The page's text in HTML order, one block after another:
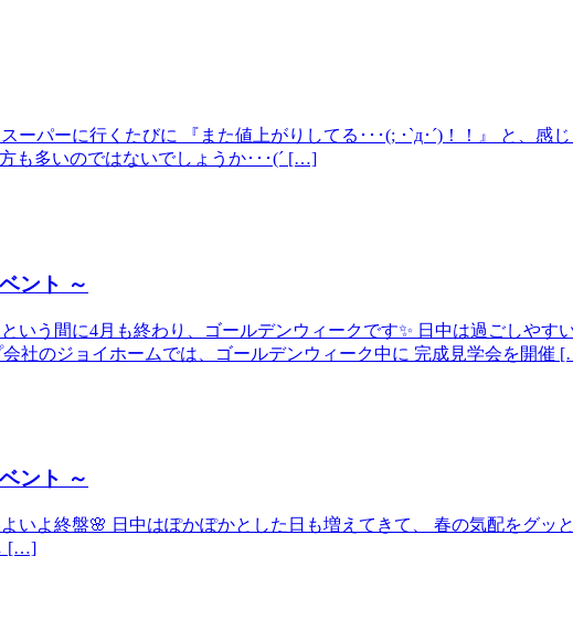
ーパーに行くたびに 『また値上がりしてる･･･(; ･`д･´)！！』 と、
も多いのではないでしょうか･･･(´ […]
ント ～
いう間に4月も終わり、ゴールデンウィークです✨ 日中は過ごしや
社のジョイホームでは、ゴールデンウィーク中に 完成見学会を開催
ント ～
いよ終盤🌸 日中はぽかぽかとした日も増えてきて、 春の気配をグ
[…]